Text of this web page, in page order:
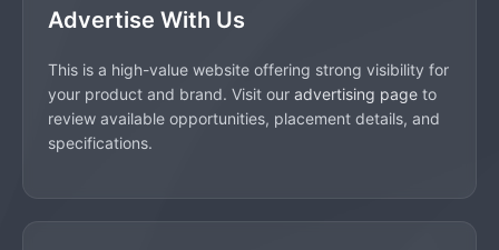
Advertise With Us
This is a high-value website offering strong visibility for
your product and brand. Visit our advertising page to
review available opportunities, placement details, and
specifications.